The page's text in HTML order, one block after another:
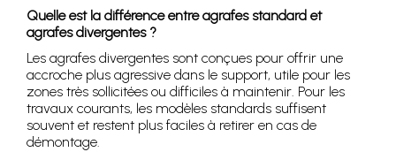
Quelle est la différence entre agrafes standard et
agrafes divergentes ?
Les agrafes divergentes sont conçues pour offrir une
accroche plus agressive dans le support, utile pour les
zones très sollicitées ou difficiles à maintenir. Pour les
travaux courants, les modèles standards suffisent
souvent et restent plus faciles à retirer en cas de
démontage.